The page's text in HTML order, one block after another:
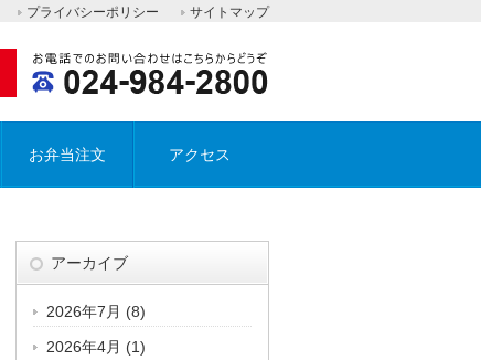
プライバシーポリシー サイトマップ
お弁当注文 アクセス
アーカイブ
2026年7月 (8)
2026年4月 (1)